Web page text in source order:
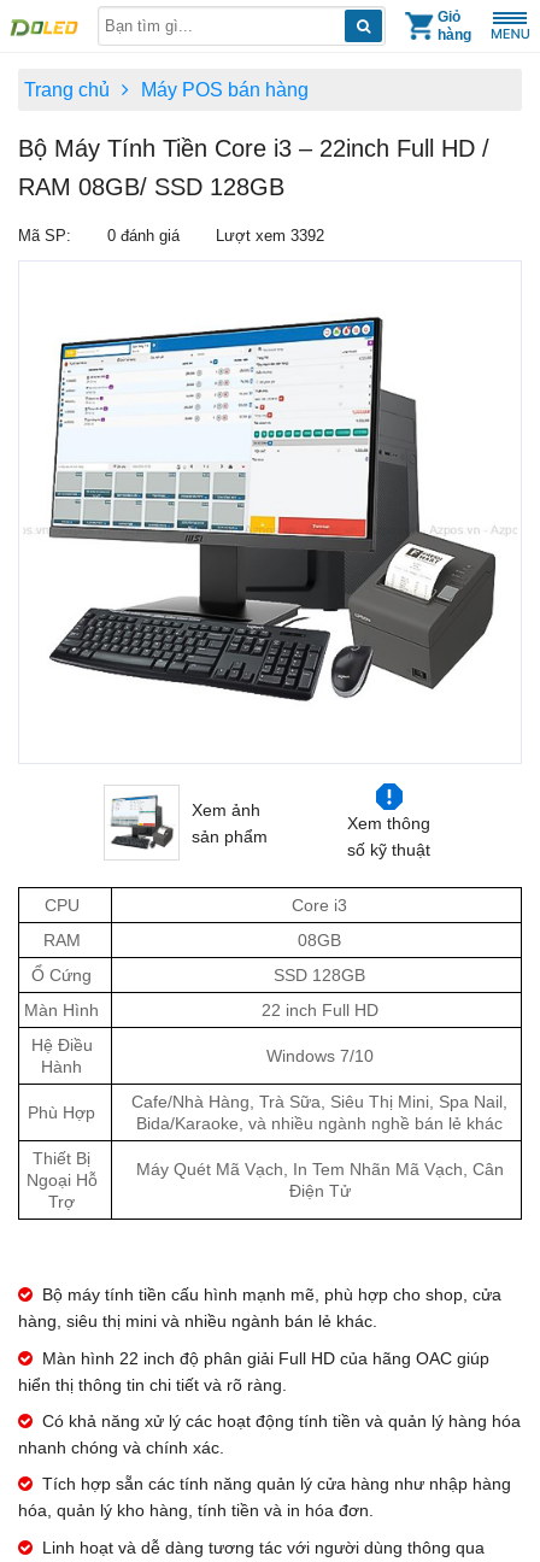
Giỏ
hàng
Trang chủ Máy POS bán hàng
Bộ Máy Tính Tiền Core i3 – 22inch Full HD /
RAM 08GB/ SSD 128GB
Mã SP: 0 đánh giá Lượt xem 3392
Xem ảnh
sản phẩm
Xem thông
số kỹ thuật
CPU
Core i3
RAM
08GB
Ổ Cứng
SSD 128GB
Màn Hình
22 inch Full HD
Hệ Điều
Hành
Windows 7/10
Phù Hợp
Cafe/Nhà Hàng, Trà Sữa, Siêu Thị Mini, Spa Nail,
Bida/Karaoke, và nhiều ngành nghề bán lẻ khác
Thiết Bị
Ngoại Hỗ
Trợ
Máy Quét Mã Vạch, In Tem Nhãn Mã Vạch, Cân
Điện Tử
Bộ máy tính tiền cấu hình mạnh mẽ, phù hợp cho shop, cửa
hàng, siêu thị mini và nhiều ngành bán lẻ khác.
Màn hình 22 inch độ phân giải Full HD của hãng OAC giúp
hiển thị thông tin chi tiết và rõ ràng.
Có khả năng xử lý các hoạt động tính tiền và quản lý hàng hóa
nhanh chóng và chính xác.
Tích hợp sẵn các tính năng quản lý cửa hàng như nhập hàng
hóa, quản lý kho hàng, tính tiền và in hóa đơn.
Linh hoạt và dễ dàng tương tác với người dùng thông qua